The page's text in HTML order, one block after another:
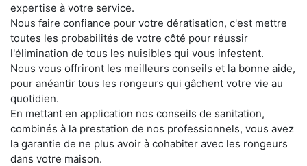
expertise à votre service.
Nous faire confiance pour votre dératisation, c'est mettre
toutes les probabilités de votre côté pour réussir
l'élimination de tous les nuisibles qui vous infestent.
Nous vous offriront les meilleurs conseils et la bonne aide,
pour anéantir tous les rongeurs qui gâchent votre vie au
quotidien.
En mettant en application nos conseils de sanitation,
combinés à la prestation de nos professionnels, vous avez
la garantie de ne plus avoir à cohabiter avec les rongeurs
dans votre maison.